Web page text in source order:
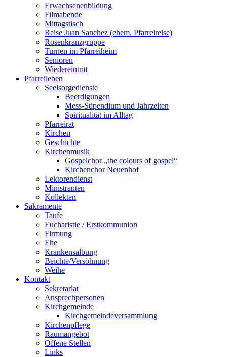
Erwachsenenbildung
Filmabende
Mittagstisch
Reise Juan Sanchez (ehem. Pfarreireise)
Rosenkranzgruppe
Turnen im Pfarreiheim
Senioren
Wiedereintritt
Pfarreileben
Seelsorgedienste
Beerdigungen
Mess-Stipendium und Jahrzeiten
Spiritualität im Alltag
Pfarreirat
Kirchen
Geschichte
Kirchenmusik
Gospelchor „the colours of gospel“
Kirchenchor Neuenhof
Lektorendienst
Ministranten
Kollekten
Sakramente
Taufe
Eucharistie / Erstkommunion
Firmung
Ehe
Krankensalbung
Beichte/Versöhnung
Weihe
Kontakt
Sekretariat
Ansprechpersonen
Kirchgemeinde
Kirchgemeindeversammlung
Kirchenpflege
Raumangebot
Offene Stellen
Links